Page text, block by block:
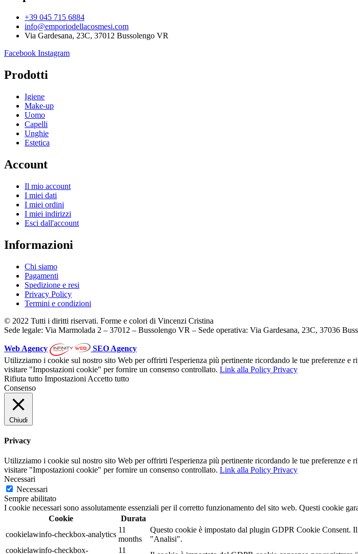
+39 045 715 6884
info@emporiodellacosmesi.com
Via Gardesana, 23C, 37012 Bussolengo VR
Facebook Instagram
Prodotti
Igiene
Make-up
Uomo
Capelli
Unghie
Estetica
Account
Il mio account
I miei dati
I miei ordini
I miei indirizzi
Esci dall'account
Informazioni
Chi siamo
Pagamenti
Spedizione e resi
Privacy Policy
Termini e condizioni
© 2022 Tutti i diritti riservati. Forme e colori di Vincenzi Cristina
Sede legale: Via Marmolada 2 – 37012 – Bussolengo VR – Sede operativa: Via Gardesana, 23C, 37036
Web Agency
SEO Agency
Utilizziamo i cookie sul nostro sito Web per offrirti l'esperienza più pertinente ricordando le tue preferenze
visitare "Impostazioni cookie" per fornire un consenso controllato. Link alla Policy Privacy
Rifiuta tutto Impostazioni Accetto tutto
Consenso
Chiudi
Privacy
Utilizziamo i cookie sul nostro sito Web per offrirti l'esperienza più pertinente ricordando le tue preferenze
visitare "Impostazioni cookie" per fornire un consenso controllato. Link alla Policy Privacy
Necessari
Necessari
Sempre abilitato
I cookie necessari sono assolutamente essenziali per il corretto funzionamento del sito web. Questi cookie
Cookie
Durata
cookielawinfo-checkbox-analytics
11
months
Questo cookie è impostato dal plugin GDPR Cookie Consent.
"Analisi".
cookielawinfo-checkbox-
11